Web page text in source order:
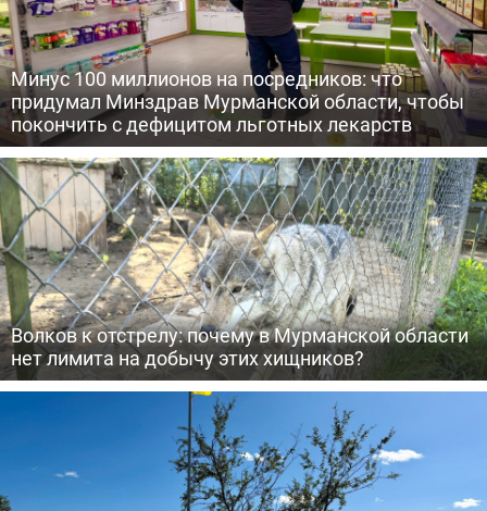
Минус 100 миллионов на посредников: что
придумал Минздрав Мурманской области, чтобы
покончить с дефицитом льготных лекарств
Волков к отстрелу: почему в Мурманской области
нет лимита на добычу этих хищников?